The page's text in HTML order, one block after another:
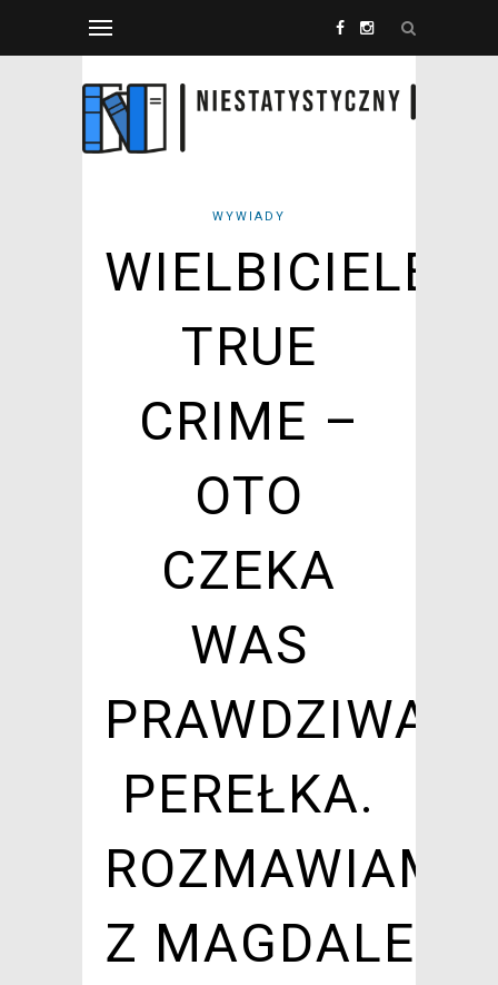
WYWIADY
WIELBICIELE
TRUE
CRIME –
OTO
CZEKA
WAS
PRAWDZIWA
PEREŁKA.
ROZMAWIAMY
Z MAGDALENĄ